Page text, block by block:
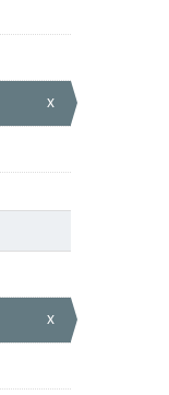
x
x